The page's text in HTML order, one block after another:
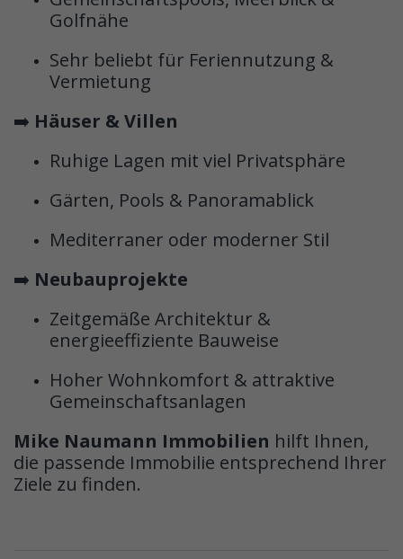
Golfnähe
Sehr beliebt für Feriennutzung &
Vermietung
➡️ Häuser & Villen
Ruhige Lagen mit viel Privatsphäre
Gärten, Pools & Panoramablick
Mediterraner oder moderner Stil
➡️ Neubauprojekte
Zeitgemäße Architektur &
energieeffiziente Bauweise
Hoher Wohnkomfort & attraktive
Gemeinschaftsanlagen
Mike Naumann Immobilien hilft Ihnen,
die passende Immobilie entsprechend Ihrer
Ziele zu finden.